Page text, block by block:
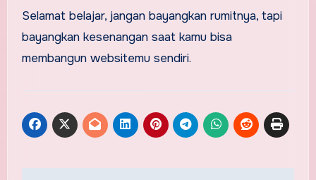
Selamat belajar, jangan bayangkan rumitnya, tapi
bayangkan kesenangan saat kamu bisa
membangun websitemu sendiri.